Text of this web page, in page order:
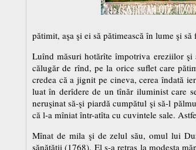
pătimit, aşa şi ei să pătimească în lume şi
Luînd măsuri hotărîte împotriva ereziilor şi
călugăr de rînd, pe la orice suflet care
credea că a jignit pe cineva, cerea îndată
luat în derîdere de un tînăr iluminist care
neruşinat să-şi piardă cumpătul şi să-l
că l-a mîniat într-atîta cu cuvintele sale.
Mînat de mila şi de zelul său, omul lui
sănătăţii (1768). El s-a retras la modesta